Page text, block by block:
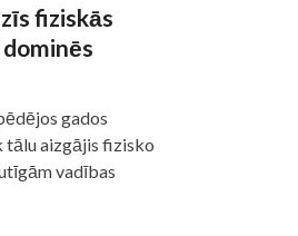
fiziskās
gados
tālu aizgājis fizisko
vadības